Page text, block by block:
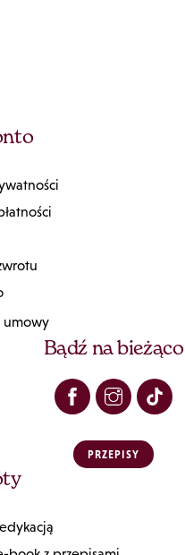
umowy
Bądź na bieżąco
PRZEPISY